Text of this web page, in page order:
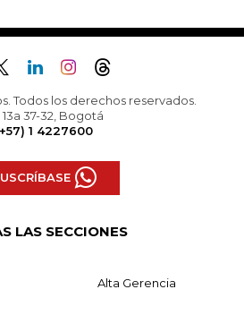
Todos los derechos reservados.
13a 37-32, Bogotá
1 4227600
LAS SECCIONES
Alta Gerencia